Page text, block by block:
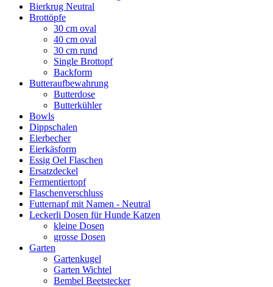
Bierkrug Neutral
Brottöpfe
30 cm oval
40 cm oval
30 cm rund
Single Brottopf
Backform
Butteraufbewahrung
Butterdose
Butterkühler
Bowls
Dippschalen
Eierbecher
Eierkäsform
Essig Oel Flaschen
Ersatzdeckel
Fermentiertopf
Flaschenverschluss
Futternapf mit Namen - Neutral
Leckerli Dosen für Hunde Katzen
kleine Dosen
grosse Dosen
Garten
Gartenkugel
Garten Wichtel
Bembel Beetstecker